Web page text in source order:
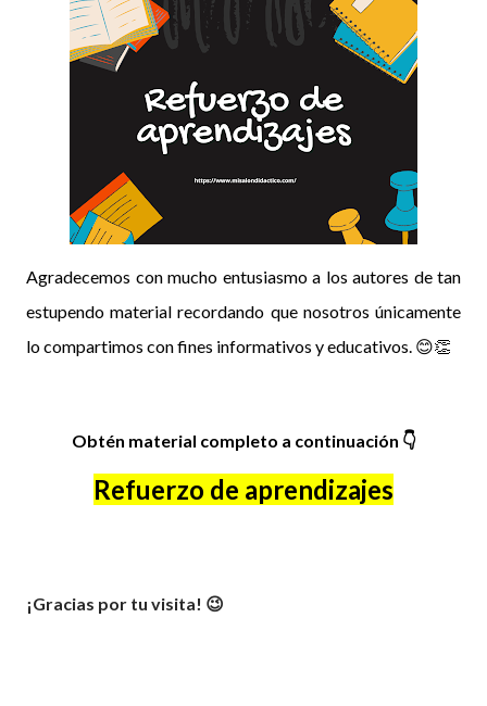
Agradecemos con mucho entusiasmo a los autores de tan
estupendo material recordando que nosotros únicamente
lo compartimos con fines informativos y educativos. 😊👏
Obtén material completo a continuación 👇
Refuerzo de aprendizajes
¡Gracias por tu visita! 😉